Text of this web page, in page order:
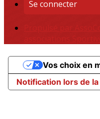
Se connecter
Propulsé par
associations
Notification lors de
Vos choix en